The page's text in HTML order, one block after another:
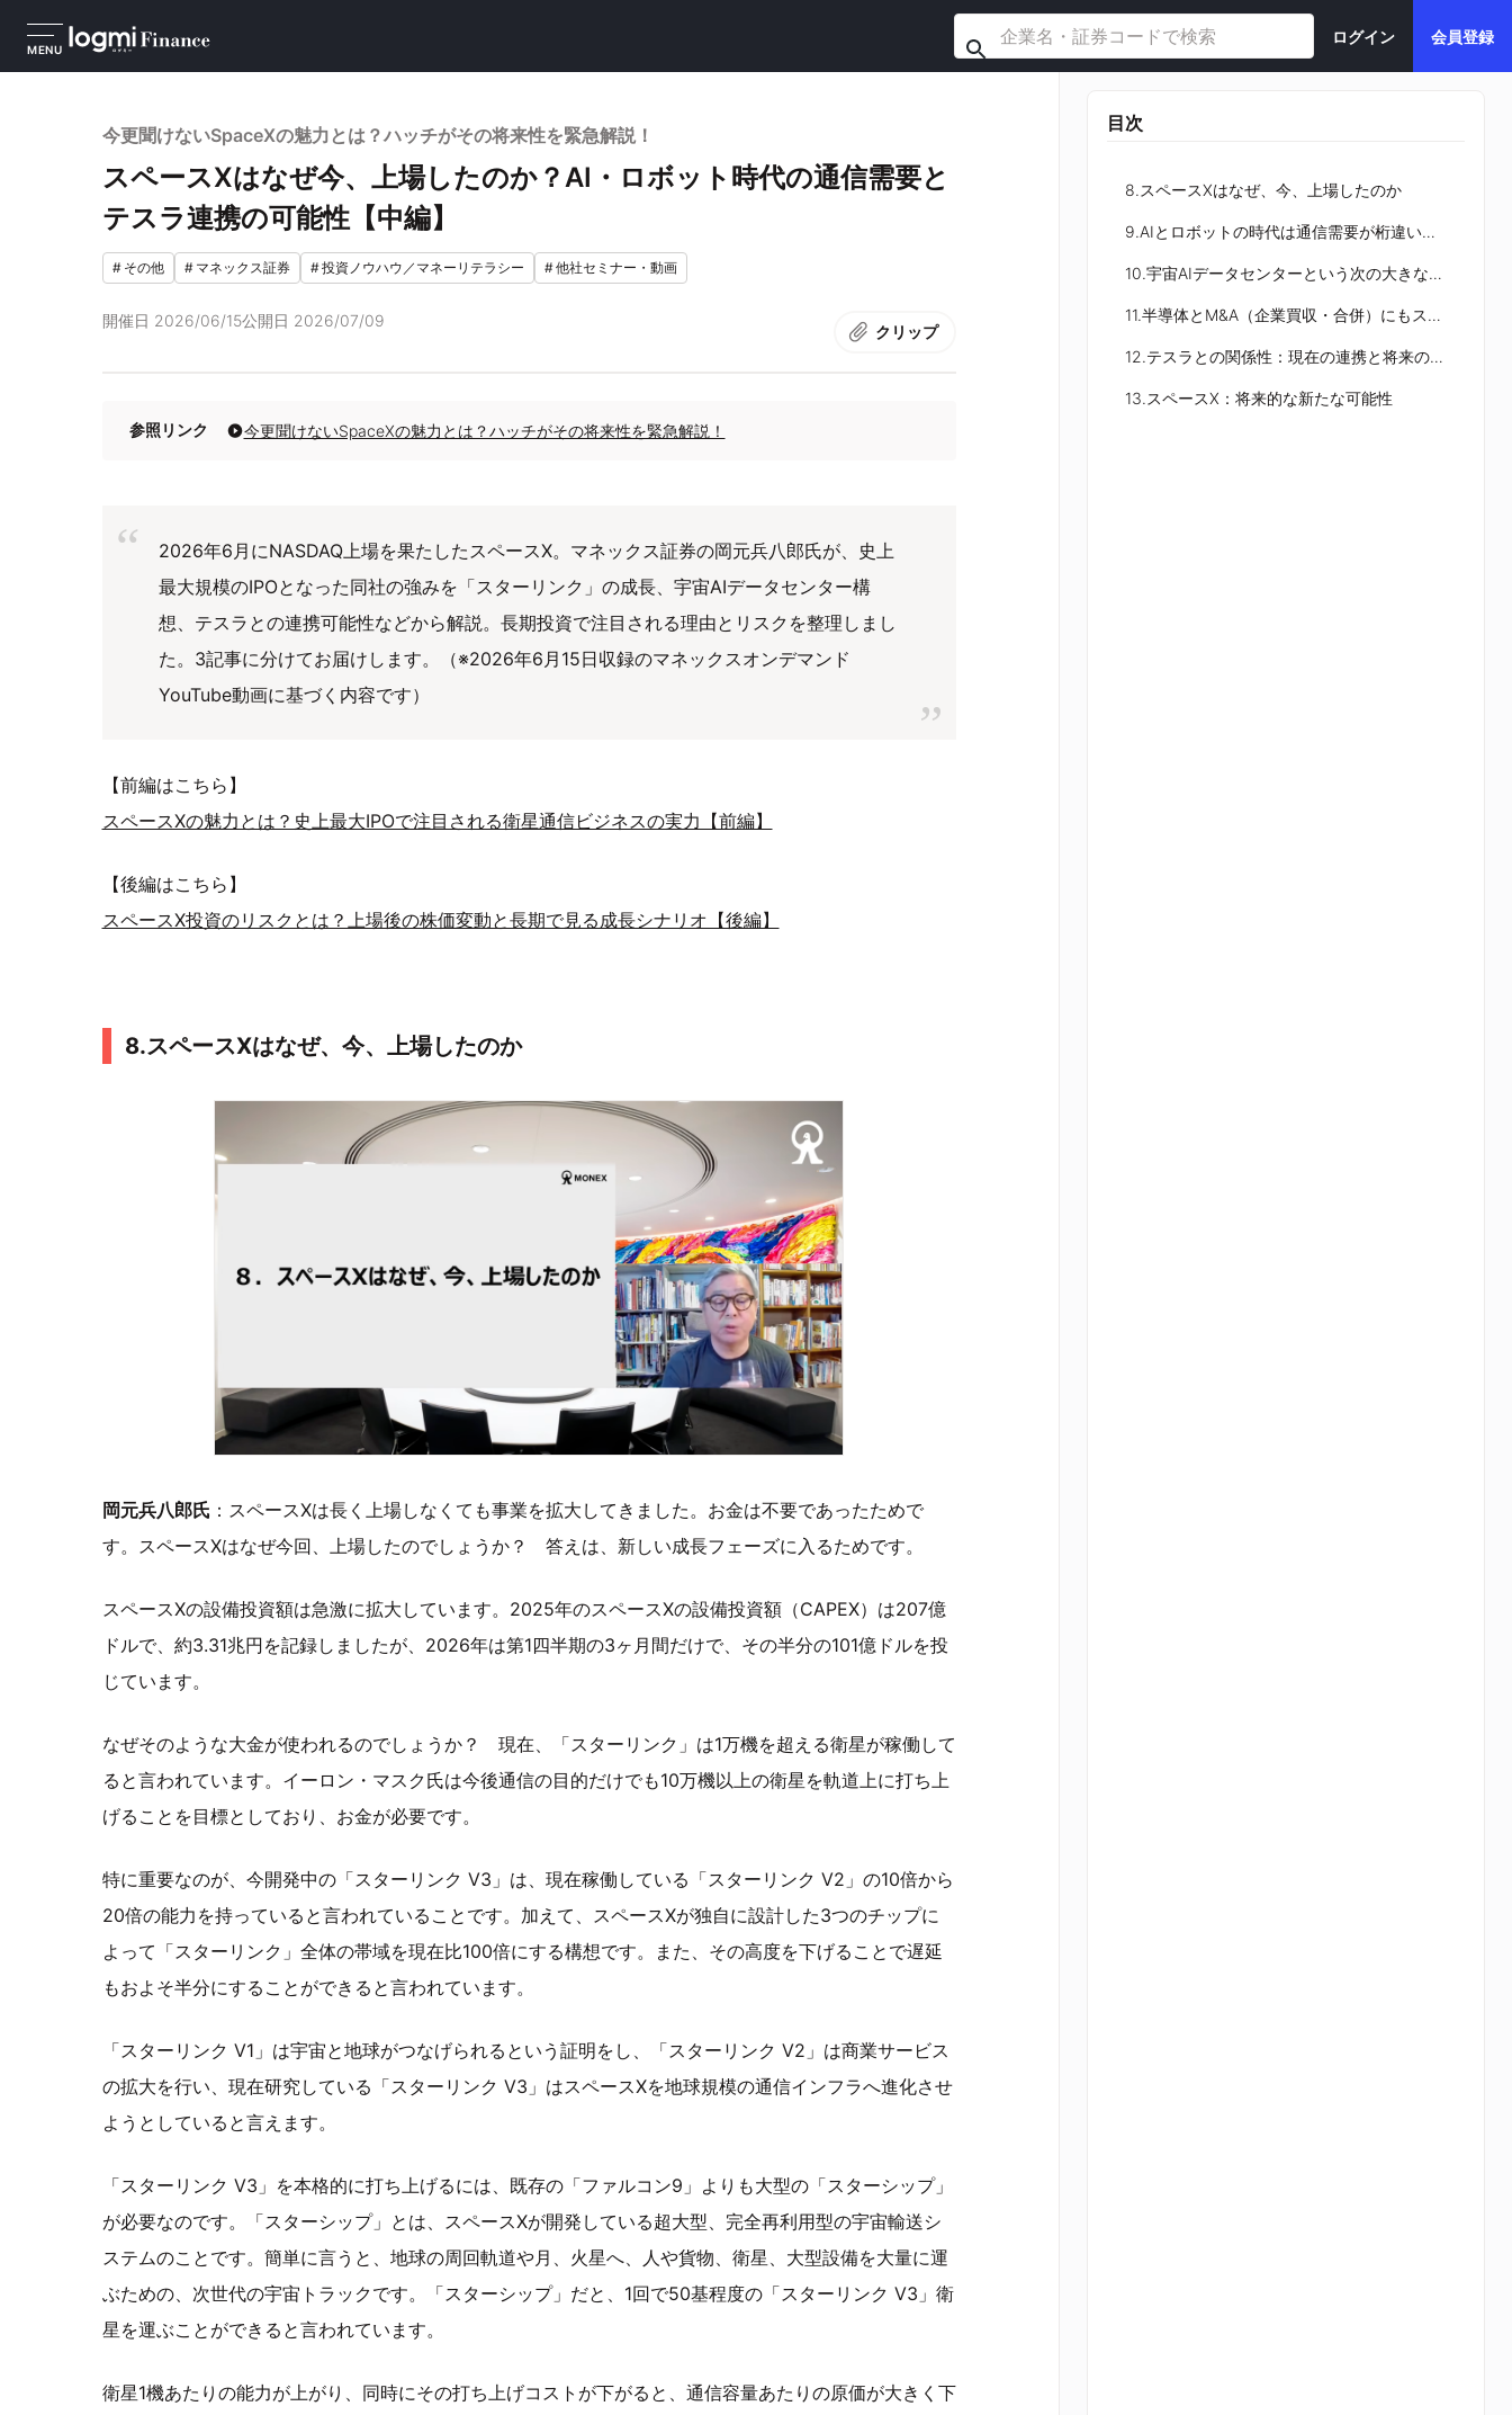
MENU
ログイン 会員登録
今更聞けないSpaceXの魅力とは？ハッチがその将来性を緊急解説！
スペースXはなぜ今、上場したのか？AI・ロボット時代の通信需要と
テスラ連携の可能性【中編】
# その他 # マネックス証券 #投資ノウハウ／マネーリテラシー #他社セミナー・動画
開催日 2026/06/15公開日 2026/07/09
クリップ
参照リンク 今更聞けないSpaceXの魅力とは？ハッチがその将来性を緊急解説！
2026年6月にNASDAQ上場を果たしたスペースX。マネックス証券の岡元兵八郎氏が、史上
最大規模のIPOとなった同社の強みを「スターリンク」の成長、宇宙AIデータセンター構
想、テスラとの連携可能性などから解説。長期投資で注目される理由とリスクを整理しまし
た。3記事に分けてお届けします。（※2026年6月15日収録のマネックスオンデマンド
YouTube動画に基づく内容です）
【前編はこちら】
スペースXの魅力とは？史上最大IPOで注目される衛星通信ビジネスの実力【前編】
【後編はこちら】
スペースX投資のリスクとは？上場後の株価変動と長期で見る成長シナリオ【後編】
8.スペースXはなぜ、今、上場したのか
岡元兵八郎氏 ：スペースXは長く上場しなくても事業を拡大してきました。お金は不要であったためで
す。スペースXはなぜ今回、上場したのでしょうか？ 答えは、新しい成長フェーズに入るためです。
スペースXの設備投資額は急激に拡大しています。2025年のスペースXの設備投資額（CAPEX）は207億
ドルで、約3.31兆円を記録しましたが、2026年は第1四半期の3ヶ月間だけで、その半分の101億ドルを投
じています。
なぜそのような大金が使われるのでしょうか？ 現在、「スターリンク」は1万機を超える衛星が稼働して
ると言われています。イーロン・マスク氏は今後通信の目的だけでも10万機以上の衛星を軌道上に打ち上
げることを目標としており、お金が必要です。
特に重要なのが、今開発中の「スターリンク V3」は、現在稼働している「スターリンク V2」の10倍から
20倍の能力を持っていると言われていることです。加えて、スペースXが独自に設計した3つのチップに
よって「スターリンク」全体の帯域を現在比100倍にする構想です。また、その高度を下げることで遅延
もおよそ半分にすることができると言われています。
「スターリンク V1」は宇宙と地球がつなげられるという証明をし、「スターリンク V2」は商業サービス
の拡大を行い、現在研究している「スターリンク V3」はスペースXを地球規模の通信インフラへ進化させ
ようとしていると言えます。
「スターリンク V3」を本格的に打ち上げるには、既存の「ファルコン9」よりも大型の「スターシップ」
が必要なのです。「スターシップ」とは、スペースXが開発している超大型、完全再利用型の宇宙輸送シ
ステムのことです。簡単に言うと、地球の周回軌道や月、火星へ、人や貨物、衛星、大型設備を大量に運
ぶための、次世代の宇宙トラックです。「スターシップ」だと、1回で50基程度の「スターリンク V3」衛
星を運ぶことができると言われています。
衛星1機あたりの能力が上がり、同時にその打ち上げコストが下がると、通信容量あたりの原価が大きく下
目次
8.スペースXはなぜ、今、上場したのか
9.AIとロボットの時代は通信需要が桁違いになる
10.宇宙AIデータセンターという次の大きな構想
11.半導体とM&A（企業買収・合併）にもスペースXらしさが出ている
12.テスラとの関係性：現在の連携と将来の合併の可能性
13.スペースX：将来的な新たな可能性